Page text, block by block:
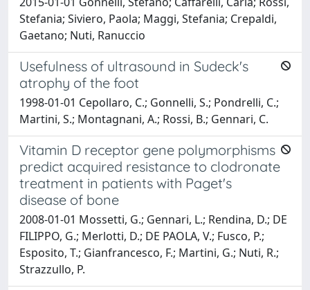
Stefania; Siviero, Paola; Maggi, Stefania; Crepaldi,
Gaetano; Nuti, Ranuccio
Usefulness of ultrasound in Sudeck's
atrophy of the foot
1998-01-01 Cepollaro, C.; Gonnelli, S.; Pondrelli, C.;
Martini, S.; Montagnani, A.; Rossi, B.; Gennari, C.
Vitamin D receptor gene polymorphisms
predict acquired resistance to clodronate
treatment in patients with Paget's
disease of bone
2008-01-01 Mossetti, G.; Gennari, L.; Rendina, D.; DE
FILIPPO, G.; Merlotti, D.; DE PAOLA, V.; Fusco, P.;
Esposito, T.; Gianfrancesco, F.; Martini, G.; Nuti, R.;
Strazzullo, P.